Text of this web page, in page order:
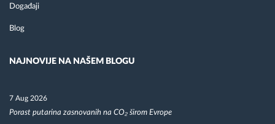
Događaji
Blog
NAJNOVIJE NA NAŠEM BLOGU
7 Aug 2026
Porast putarina zasnovanih na CO₂ širom Evrope